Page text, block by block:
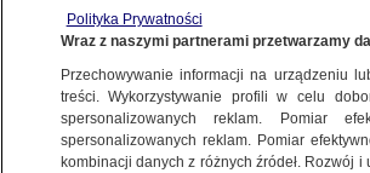
w Rzepczynie
SZCZECIN
Uderzenie w
w płomieniach. Nie
Polityka Prywatności
Wraz z naszymi partnerami przetwarzamy
Przechowywanie informacji na urządzeniu
treści. Wykorzystywanie profili w celu
spersonalizowanych reklam. Pomiar
spersonalizowanych reklam. Pomiar
kombinacji danych z różnych źródeł. Rozwój